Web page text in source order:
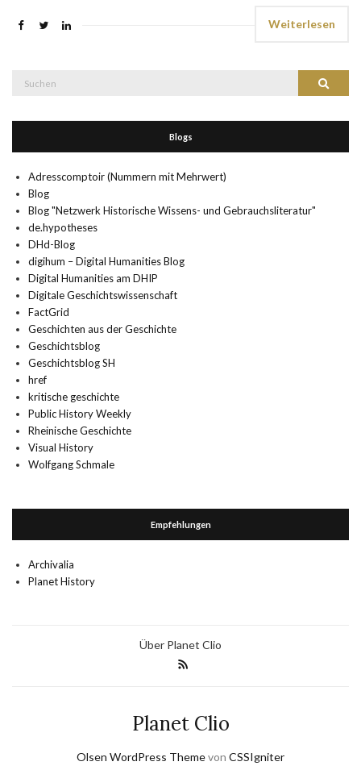
Weiterlesen
Suchen
Blogs
Adresscomptoir (Nummern mit Mehrwert)
Blog
Blog "Netzwerk Historische Wissens- und Gebrauchsliteratur"
de.hypotheses
DHd-Blog
digihum – Digital Humanities Blog
Digital Humanities am DHIP
Digitale Geschichtswissenschaft
FactGrid
Geschichten aus der Geschichte
Geschichtsblog
Geschichtsblog SH
href
kritische geschichte
Public History Weekly
Rheinische Geschichte
Visual History
Wolfgang Schmale
Empfehlungen
Archivalia
Planet History
Über Planet Clio
Planet Clio
Olsen WordPress Themevon CSSIgniter